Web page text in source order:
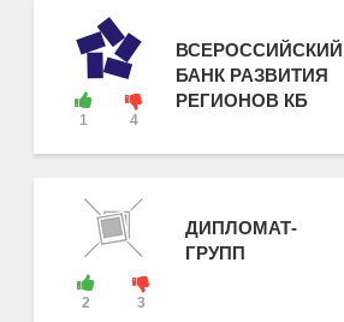
1 4
ВСЕРОССИЙСКИЙ
БАНК РАЗВИТИЯ
РЕГИОНОВ КБ
2 3
ДИПЛОМАТ-
ГРУПП